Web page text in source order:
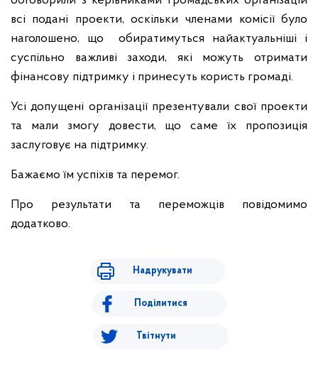
всі подані проекти, оскільки членами комісії було
наголошено, що обиратимуться найактуальніші і
суспільно важливі заходи, які можуть отримати
фінансову підтримку і принесуть користь громаді.
Усі допущені організації презентували свої проекти
та мали змогу довести, що саме їх пропозиція
заслуговує на підтримку.
Бажаємо їм успіхів та перемог.
Про результати та переможців повідомимо
додатково.
Надрукувати
Поділитися
Твітнути